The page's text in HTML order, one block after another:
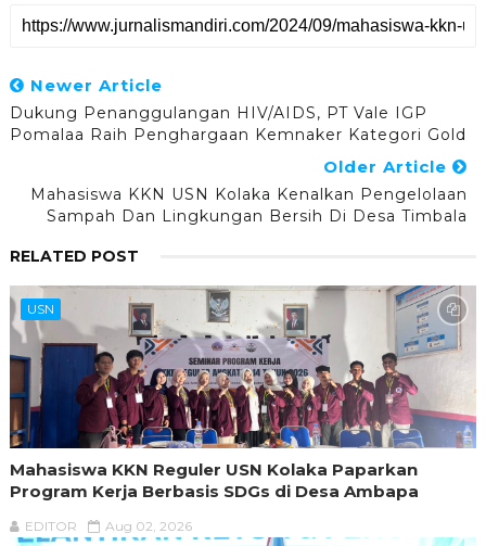
Newer Article
Dukung Penanggulangan HIV/AIDS, PT Vale IGP
Pomalaa Raih Penghargaan Kemnaker Kategori Gold
Older Article
Mahasiswa KKN USN Kolaka Kenalkan Pengelolaan
Sampah Dan Lingkungan Bersih Di Desa Timbala
RELATED POST
USN
Mahasiswa KKN Reguler USN Kolaka Paparkan
Program Kerja Berbasis SDGs di Desa Ambapa
EDITOR Aug 02, 2026